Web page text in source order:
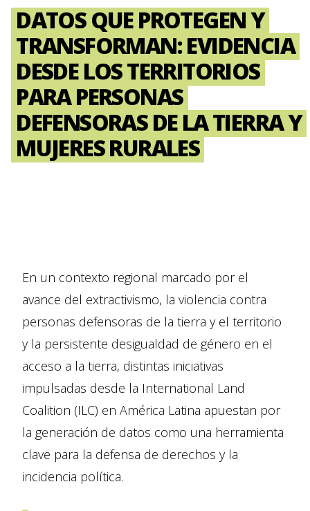
DATOS QUE PROTEGEN Y
TRANSFORMAN: EVIDENCIA
DESDE LOS TERRITORIOS
PARA PERSONAS
DEFENSORAS DE LA TIERRA Y
MUJERES RURALES
En un contexto regional marcado por el
avance del extractivismo, la violencia contra
personas defensoras de la tierra y el territorio
y la persistente desigualdad de género en el
acceso a la tierra, distintas iniciativas
impulsadas desde la International Land
Coalition (ILC) en América Latina apuestan por
la generación de datos como una herramienta
clave para la defensa de derechos y la
incidencia política.